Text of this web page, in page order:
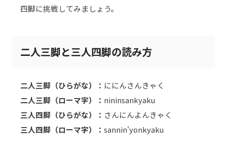
四脚に挑戦してみましょう。
二人三脚と三人四脚の読み方
二人三脚（ひらがな）： ににんさんきゃく
二人三脚（ローマ字）： nininsankyaku
三人四脚（ひらがな）： さんにんよんきゃく
三人四脚（ローマ字）： sannin'yonkyaku